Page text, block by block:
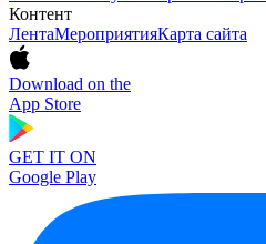
Контент
ЛентаМероприятияКарта сайта
Download on the
App Store
GET IT ON
Google Play